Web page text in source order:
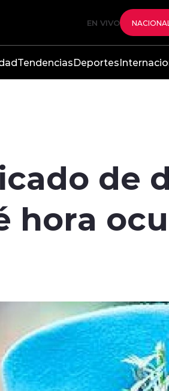
EN VIVO
TendenciasDeportes
de
hora